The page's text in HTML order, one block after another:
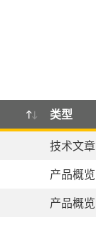
类型
技术文章
产品概览
产品概览